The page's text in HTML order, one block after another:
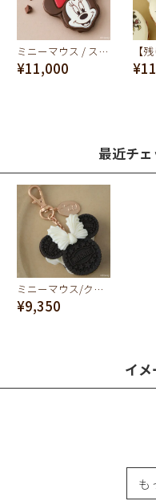
ミニーマウス / ストロベリーケーキ バッグチャーム【ディズニー アクセサリー】
¥11,000
最近チ
ミニーマウス/クリームサンド ココア クッキー バッグチャーム
¥9,350
イ
も